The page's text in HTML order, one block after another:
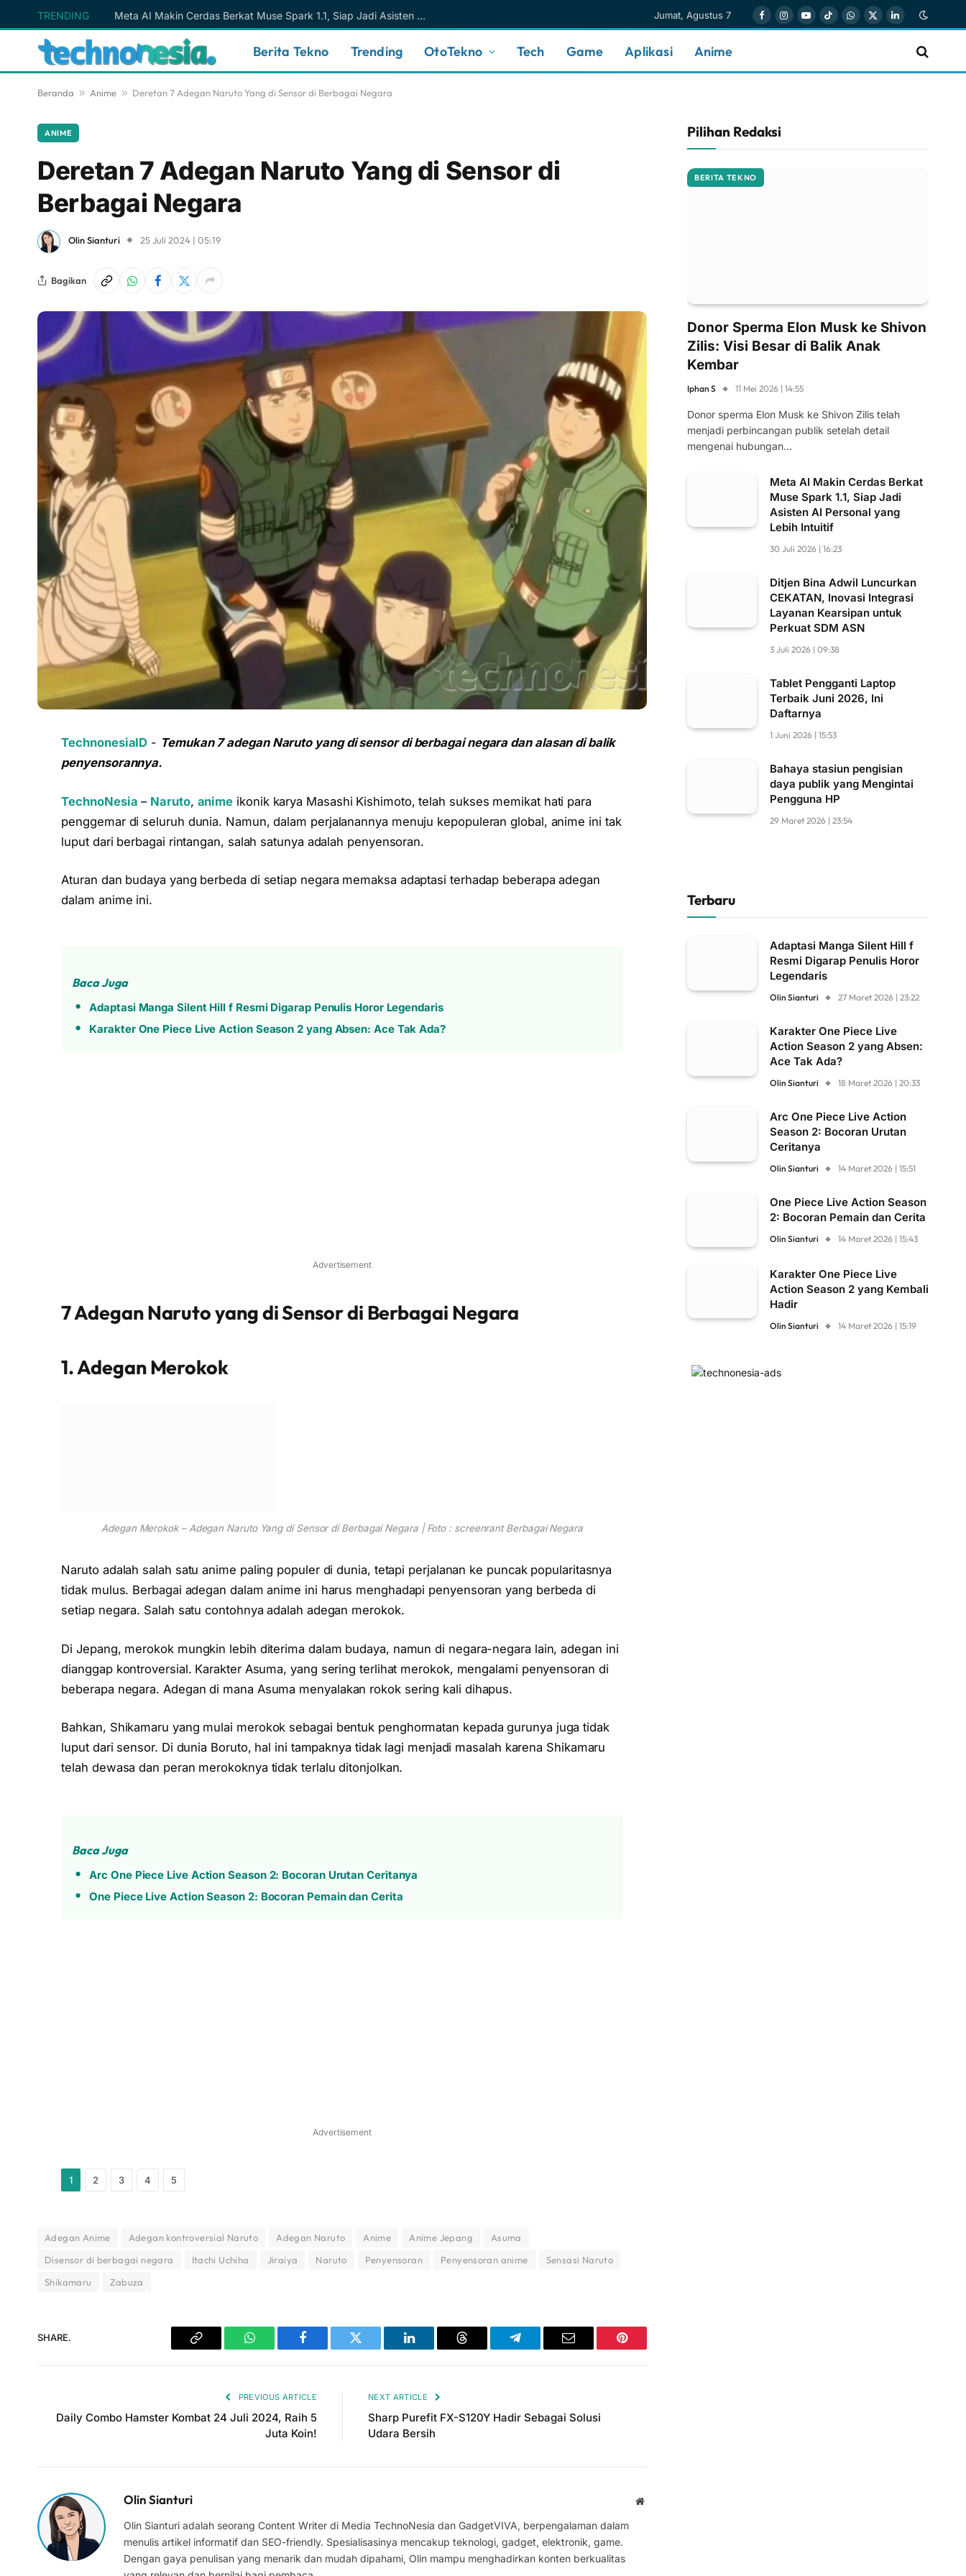
TRENDING Meta AI Makin Cerdas Berkat Muse Spark 1.1, Siap Jadi Asisten AI Personal yang Lebih Intuitif Jumat, Agustus 7
FacebookInstagram
YouTube
TikTokWhatsApp
X
LinkedIn
Berita Tekno Trending OtoTekno Tech Game Aplikasi Anime
Beranda » Anime » Deretan 7 Adegan Naruto Yang di Sensor di Berbagai Negara
ANIME
Deretan 7 Adegan Naruto Yang di Sensor di
Berbagai Negara
Olin Sianturi 25 Juli 2024 | 05:19
Bagikan
TechnonesiaID - Temukan 7 adegan Naruto yang di sensor di berbagai negara dan alasan di balik
penyensorannya.
TechnoNesia – Naruto, anime ikonik karya Masashi Kishimoto, telah sukses memikat hati para
penggemar di seluruh dunia. Namun, dalam perjalanannya menuju kepopuleran global, anime ini tak
luput dari berbagai rintangan, salah satunya adalah penyensoran.
Aturan dan budaya yang berbeda di setiap negara memaksa adaptasi terhadap beberapa adegan
dalam anime ini.
Baca Juga
Adaptasi Manga Silent Hill f Resmi Digarap Penulis Horor Legendaris
Karakter One Piece Live Action Season 2 yang Absen: Ace Tak Ada?
Advertisement
7 Adegan Naruto yang di Sensor di Berbagai Negara
1. Adegan Merokok
Adegan Merokok – Adegan Naruto Yang di Sensor di Berbagai Negara | Foto : screenrant Berbagai Negara
Naruto adalah salah satu anime paling populer di dunia, tetapi perjalanan ke puncak popularitasnya
tidak mulus. Berbagai adegan dalam anime ini harus menghadapi penyensoran yang berbeda di
setiap negara. Salah satu contohnya adalah adegan merokok.
Di Jepang, merokok mungkin lebih diterima dalam budaya, namun di negara-negara lain, adegan ini
dianggap kontroversial. Karakter Asuma, yang sering terlihat merokok, mengalami penyensoran di
beberapa negara. Adegan di mana Asuma menyalakan rokok sering kali dihapus.
Bahkan, Shikamaru yang mulai merokok sebagai bentuk penghormatan kepada gurunya juga tidak
luput dari sensor. Di dunia Boruto, hal ini tampaknya tidak lagi menjadi masalah karena Shikamaru
telah dewasa dan peran merokoknya tidak terlalu ditonjolkan.
Baca Juga
Arc One Piece Live Action Season 2: Bocoran Urutan Ceritanya
One Piece Live Action Season 2: Bocoran Pemain dan Cerita
Advertisement
1 2 3 4 5
Adegan Anime Adegan kontroversial Naruto Adegan Naruto Anime Anime Jepang
Asuma
Disensor di berbagai negara
Itachi Uchiha Jiraiya Naruto Penyensoran Penyensoran anime
Sensasi Naruto
Shikamaru
Zabuza
SHARE.
Copy
WhatsAppFacebook Twitter LinkedIn Threads Telegram Email Pinterest
PREVIOUS ARTICLE
Daily Combo Hamster Kombat 24 Juli 2024, Raih 5
Juta Koin!
NEXT ARTICLE
Sharp Purefit FX-S120Y Hadir Sebagai Solusi
Udara Bersih
Olin Sianturi Website
Olin Sianturi adalah seorang Content Writer di Media TechnoNesia dan GadgetVIVA, berpengalaman dalam
menulis artikel informatif dan SEO-friendly. Spesialisasinya mencakup teknologi, gadget, elektronik, game.
Dengan gaya penulisan yang menarik dan mudah dipahami, Olin mampu menghadirkan konten berkualitas
Pilihan Redaksi
BERITA TEKNO
Donor Sperma Elon Musk ke Shivon
Zilis: Visi Besar di Balik Anak
Kembar
Iphan S 11 Mei 2026 | 14:55
Donor sperma Elon Musk ke Shivon Zilis telah
menjadi perbincangan publik setelah detail
mengenai hubungan…
Meta AI Makin Cerdas Berkat
Muse Spark 1.1, Siap Jadi
Asisten AI Personal yang
Lebih Intuitif
30 Juli 2026 | 16:23
Ditjen Bina Adwil Luncurkan
CEKATAN, Inovasi Integrasi
Layanan Kearsipan untuk
Perkuat SDM ASN
3 Juli 2026 | 09:38
Tablet Pengganti Laptop
Terbaik Juni 2026, Ini
Daftarnya
1 Juni 2026 | 15:53
Bahaya stasiun pengisian
daya publik yang Mengintai
Pengguna HP
29 Maret 2026 | 23:54
Terbaru
Adaptasi Manga Silent Hill f
Resmi Digarap Penulis Horor
Legendaris
Olin Sianturi 27 Maret 2026 | 23:22
Karakter One Piece Live
Action Season 2 yang Absen:
Ace Tak Ada?
Olin Sianturi 18 Maret 2026 | 20:33
Arc One Piece Live Action
Season 2: Bocoran Urutan
Ceritanya
Olin Sianturi 14 Maret 2026 | 15:51
One Piece Live Action Season
2: Bocoran Pemain dan Cerita
Olin Sianturi 14 Maret 2026 | 15:43
Karakter One Piece Live
Action Season 2 yang Kembali
Hadir
Olin Sianturi 14 Maret 2026 | 15:19